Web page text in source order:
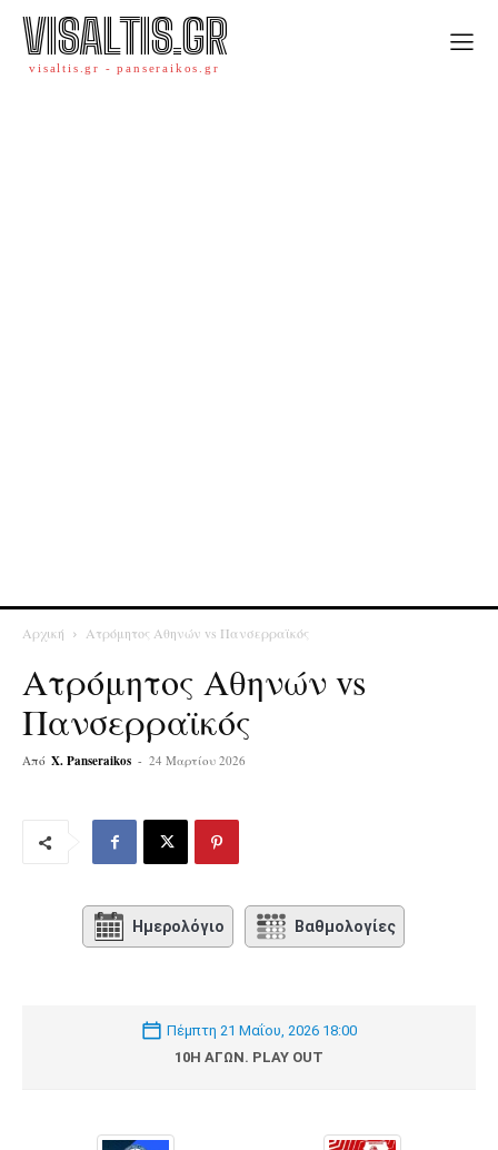
VISALTIS.GR
visaltis.gr - panseraikos.gr
Αρχική Ατρόμητος Αθηνών vs Πανσερραϊκός
Ατρόμητος Αθηνών vs
Πανσερραϊκός
Από X. Panseraikos - 24 Μαρτίου 2026
Ημερολόγιο Βαθμολογίες
Πέμπτη 21 Μαΐου, 2026 18:00
10Η ΑΓΩΝ. PLAY OUT